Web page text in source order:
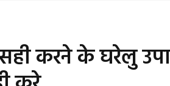
करने के घरेलु